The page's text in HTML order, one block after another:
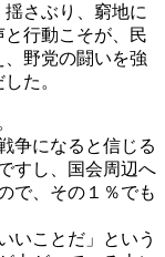
さぶり、窮地に
行動こそが、民
野党の闘いを強
た。
争になると信じる
すし、国会周辺へ
で、その１％でも
いことだ」という